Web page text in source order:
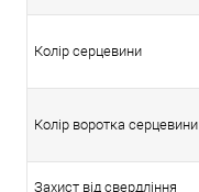
Колір серцевини
Колір воротка серцевини
Захист від свердління